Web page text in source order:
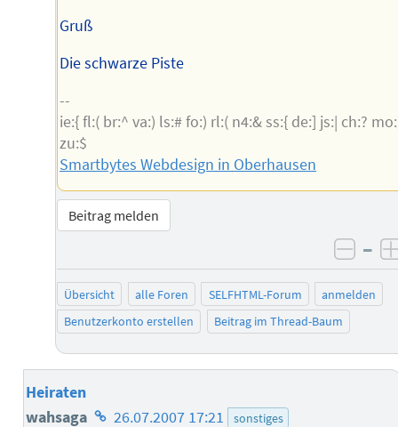
Gruß
Die schwarze Piste
--
ie:{ fl:( br:^ va:) ls:# fo:) rl:( n4:& ss:{ de:] js:| ch:?
zu:$
Smartbytes Webdesign in Oberhausen
Beitrag melden
–
Übersicht alle Foren SELFHTML-Forum
anmelden
Benutzerkonto erstellen
Beitrag im Thread-Baum
Heiraten
wahsaga Homepage
26.07.2007 17:21 sonstiges